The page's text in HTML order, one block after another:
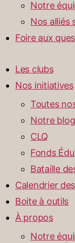
Notre
Nos alliés
Foire aux
Les clubs
Nos initiatives
Toutes
Notre
CLQ
Fonds
Bataille
Calendrier
Boite à outils
À propos
Notre